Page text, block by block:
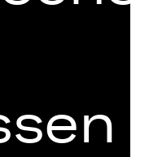
sich in „Les
ikonischem
Das
Teil des
zeigt sein